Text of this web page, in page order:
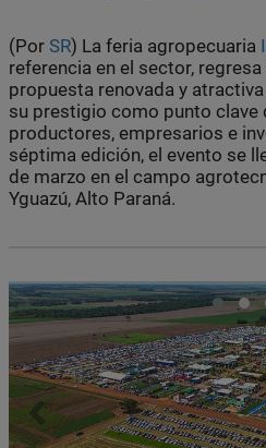
(Por SR) La feria agropecuaria
referencia en el sector,
propuesta renovada y
su prestigio como punto clave
productores, empresarios e
séptima edición, el evento se
de marzo en el campo
Yguazú, Alto Paraná.